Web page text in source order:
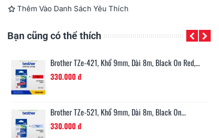
Thêm Vào Danh Sách Yêu Thích
Bạn cũng có thể thích
Brother TZe-421, Khổ 9mm, Dài 8m, Black On Red,...
330.000 đ
Brother TZe-521, Khổ 9mm, Dài 8m, Black On...
330.000 đ